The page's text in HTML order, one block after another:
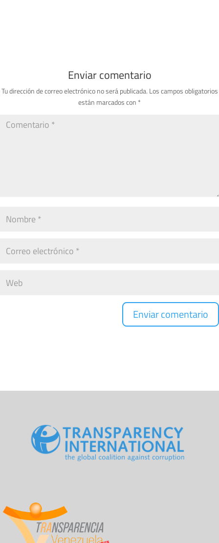
Enviar comentario
Tu dirección de correo electrónico no será publicada. Los campos obligatorios
están marcados con *